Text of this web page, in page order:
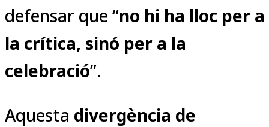
defensar que “no hi ha lloc per a
la crítica, sinó per a la
celebració”.
Aquesta divergència de